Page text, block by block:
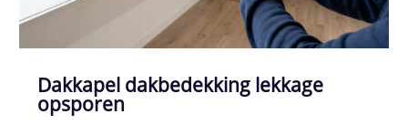
Dakkapel dakbedekking lekkage
opsporen